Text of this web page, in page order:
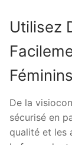
Utilisez
Féminins
De la
sécurisé en
qualité et les